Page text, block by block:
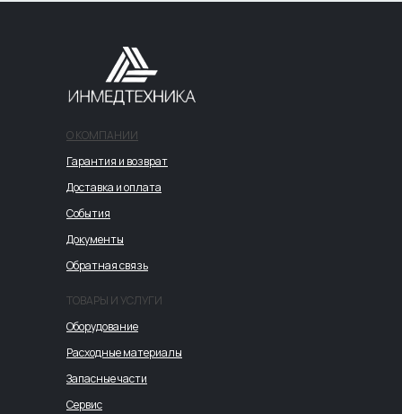
О КОМПАНИИ
ТОВАРЫ И УСЛУГИ
Гарантия и возврат
Доставка и оплата
Оборудование
Расходные материалы
Запасные части
Сервис
События
Документы
Обратная связь